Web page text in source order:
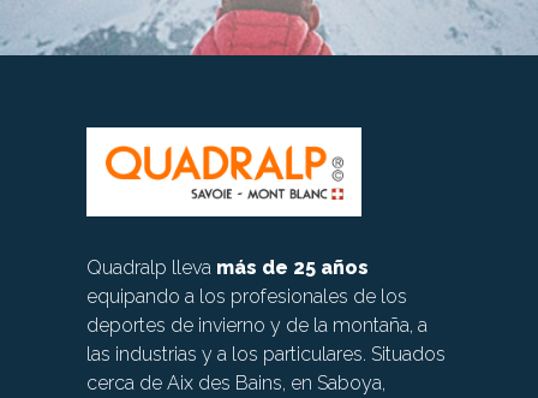
Quadralp lleva más de 25 años
equipando a los profesionales de los
deportes de invierno y de la montaña, a
las industrias y a los particulares. Situados
cerca de Aix des Bains, en Saboya,